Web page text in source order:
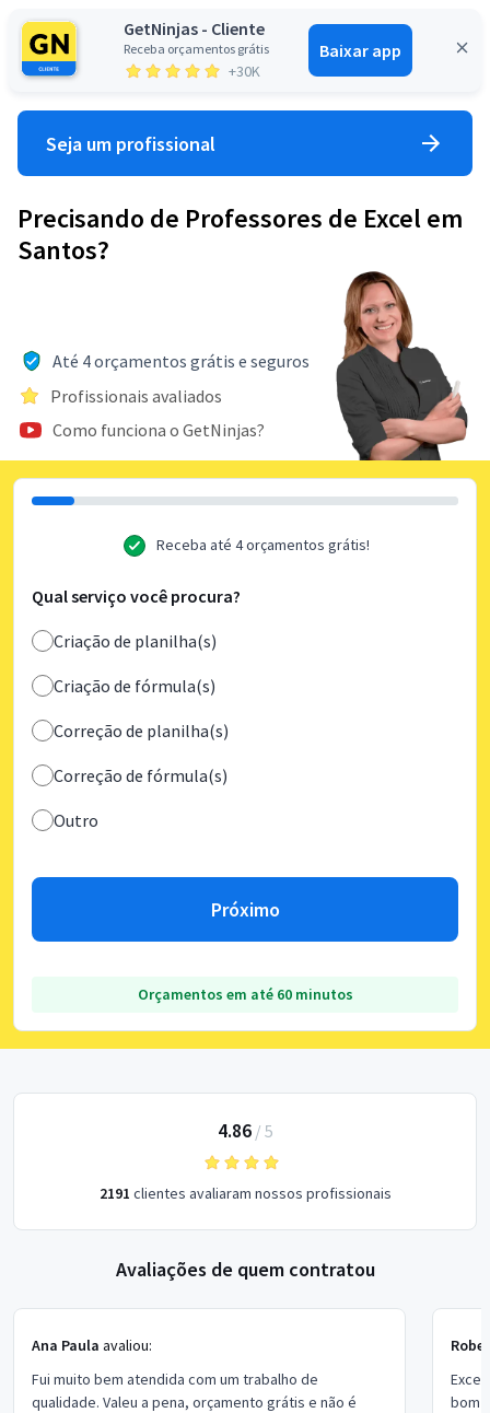
GetNinjas - Cliente
Receba orçamentos grátis
+30K
Baixar app
Entrar
Seja um profissional
Precisando de Professores de Excel em
Santos?
Até 4 orçamentos grátis e seguros
Profissionais avaliados
Como funciona o GetNinjas?
Receba até 4 orçamentos grátis!
Qual serviço você procura?
Criação de planilha(s)
Criação de fórmula(s)
Correção de planilha(s)
Correção de fórmula(s)
Outro
Próximo
Orçamentos em até 60 minutos
4.86/ 5
2191 clientes avaliaram nossos profissionais
Avaliações de quem contratou
Ana Paula avaliou:
Fui muito bem atendida com um trabalho de
qualidade. Valeu a pena, orçamento grátis e não é
bom